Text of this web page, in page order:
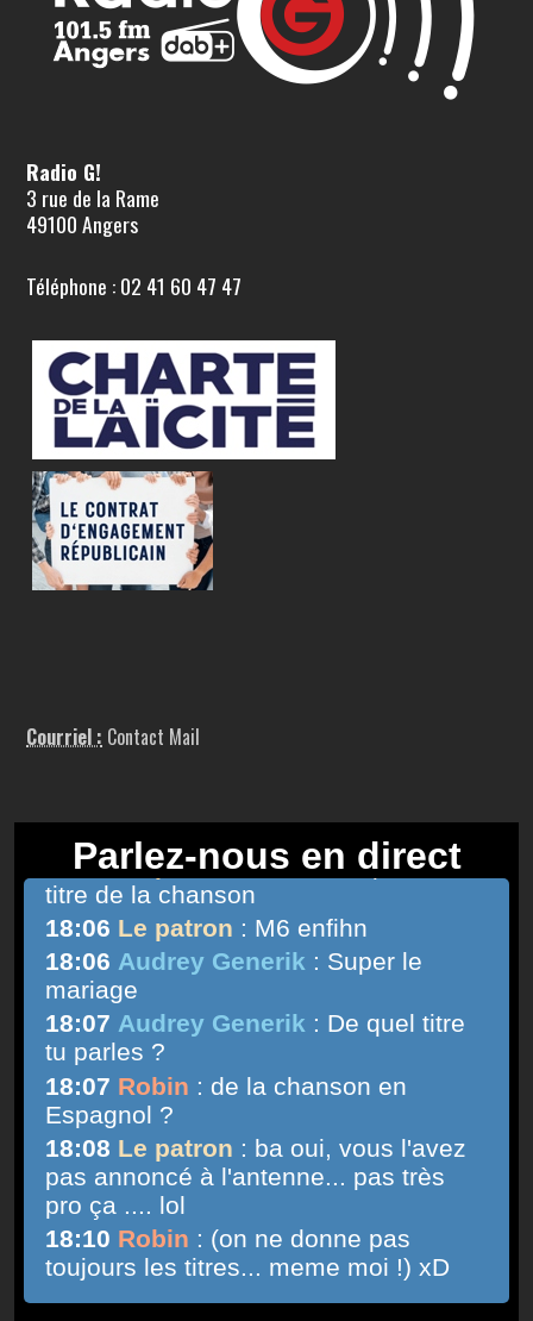
Radio G!
3 rue de la Rame
49100 Angers
Téléphone : 02 41 60 47 47
Courriel : Contact Mail